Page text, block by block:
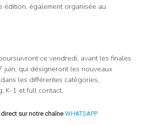
édition, également organisée au
ce vendredi, avant les finales
juin, qui désigneront les nouveaux
les différentes catégories,
K-1 et full contact.
sur notre chaîne WHATSAPP